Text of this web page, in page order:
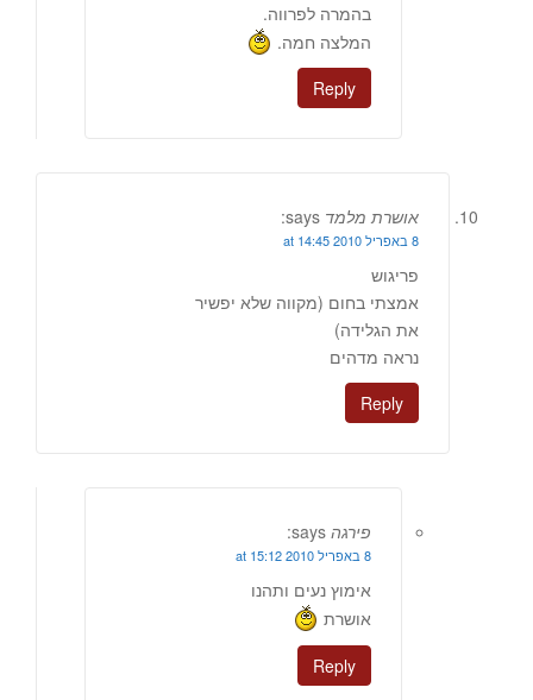
בהמרה לפרווה.
המלצה חמה.
Reply
אושרת מלמד says:
8 באפריל 2010 at 14:45
פריגוש
אמצתי בחום (מקווה שלא יפשיר
את הגלידה)
נראה מדהים
Reply
פירגה says:
8 באפריל 2010 at 15:12
אימוץ נעים ותהנו
אושרת
Reply